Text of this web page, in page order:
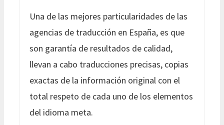
Una de las mejores particularidades de las
agencias de traducción en España, es que
son garantía de resultados de calidad,
llevan a cabo traducciones precisas, copias
exactas de la información original con el
total respeto de cada uno de los elementos
del idioma meta.